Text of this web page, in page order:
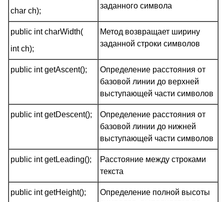
char ch);
заданного символа
public int charWidth(
int ch);
Метод возвращает ширину
заданной строки символов
public int getAscent();
Определение расстояния от
базовой линии до верхней
выступающей части символов
public int getDescent();
Определение расстояния от
базовой линии до нижней
выступающей части символов
public int getLeading();
Расстояние между строками
текста
public int getHeight();
Определение полной высоты